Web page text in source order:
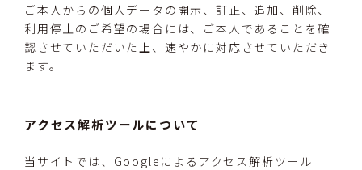
ご本人からの個人データの開示、訂正、追加、削除、
利用停止のご希望の場合には、ご本人であることを確
認させていただいた上、速やかに対応させていただき
ます。
アクセス解析ツールについて
当サイトでは、Googleによるアクセス解析ツール